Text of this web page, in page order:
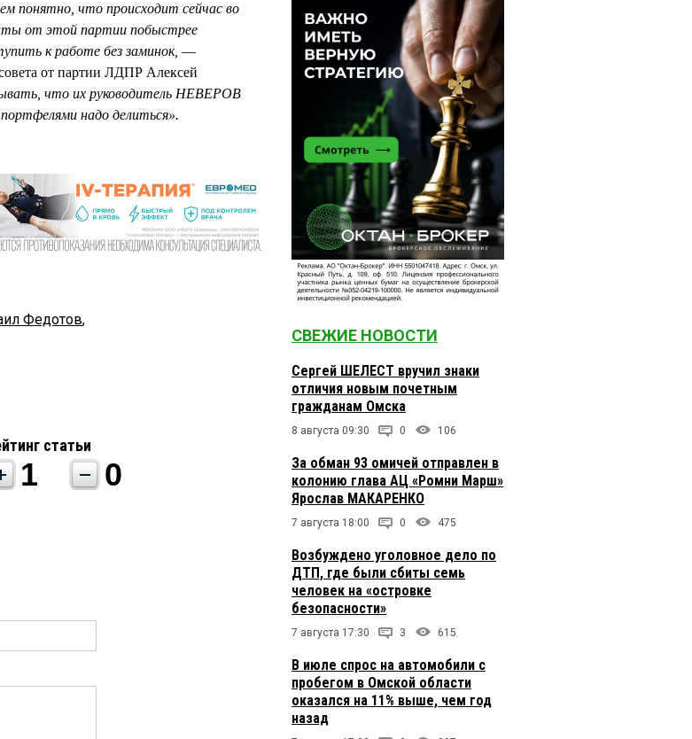
понятно, что происходит сейчас во
от этой партии побыстрее
к работе без заминок, —
от партии ЛДПР Алексей
что их руководитель НЕВЕРОВ
надо делиться».
Федотов,
статьи
1 0
СВЕЖИЕ НОВОСТИ
Сергей ШЕЛЕСТ вручил знаки
отличия новым почетным
гражданам Омска
8 августа 09:30 0 106
За обман 93 омичей отправлен в
колонию глава АЦ «Ромни Марш»
Ярослав МАКАРЕНКО
7 августа 18:00 0 475
Возбуждено уголовное дело по
ДТП, где были сбиты семь
человек на «островке
безопасности»
7 августа 17:30 3 615
В июле спрос на автомобили с
пробегом в Омской области
оказался на 11% выше, чем год
назад